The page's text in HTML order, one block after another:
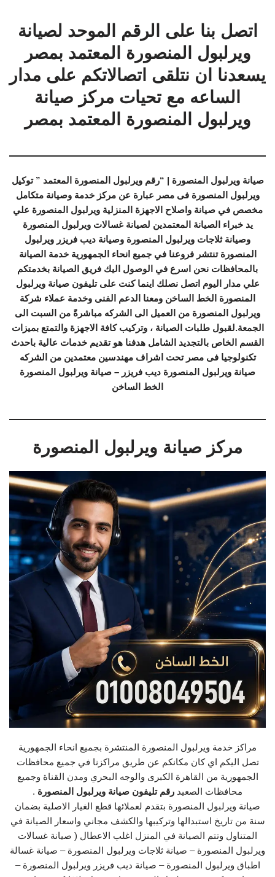
اتصل بنا على الرقم الموحد لصيانة
ويرلبول المنصورة المعتمد بمصر
يسعدنا ان نتلقى اتصالاتكم على مدار
الساعه مع تحيات مركز صيانة
ويرلبول المنصورة المعتمد بمصر
صيانة ويرلبول المنصورة | “رقم ويرلبول المنصورة المعتمد ” توكيل
ويرلبول المنصورة فى مصر عبارة عن مركز خدمة وصيانة متكامل
مخصص في صيانة واصلاح الاجهزة المنزلية ويرلبول المنصورة علي
يد خبراء الصيانة المعتمدين لصيانة غسالات ويرلبول المنصورة
وصيانة ثلاجات ويرلبول المنصورة وصيانة ديب فريزر ويرلبول
المنصورة تنتشر فروعنا في جميع انحاء الجمهورية خدمة الصيانة
بالمحافظات نحن اسرع في الوصول اليك فريق الصيانة بخدمتكم
علي مدار اليوم اتصل نصلك اينما كنت على تليفون صيانة ويرلبول
المنصورة الخط الساخن ومعنا الدعم الفنى وخدمة عملاء شركة
ويرلبول المنصورة من العميل الى الشركه مباشرةً من السبت الى
الجمعة.لقبول طلبات الصيانة ، وتركيب كافة الاجهزة والتمتع بميزات
القسم الخاص بالتجديد الشامل هدفنا هو تقديم خدمات عالية باحدث
تكنولوجيا فى مصر تحت اشراف مهندسين معتمدين من الشركه
صيانة ويرلبول المنصورة ديب فريزر – صيانة ويرلبول المنصورة
الخط الساخن
مركز صيانة ويرلبول المنصورة
مراكز خدمة ويرلبول المنصورة المنتشرة بجميع انحاء الجمهورية
تصل اليكم اي كان مكانكم عن طريق مراكزنا في جميع محافظات
الجمهورية من القاهرة الكبرى والوجه البحري ومدن القناة وجميع
محافظات الصعيد رقم تليفون صيانة ويرلبول المنصورة .
صيانة ويرلبول المنصورة بتقدم لعملائها قطع الغيار الاصلية بضمان
سنة من تاريخ استبدالها وتركيبها والكشف مجاني واسعار الصيانة في
المتناول وتتم الصيانة في المنزل اغلب الاعطال ( صيانة غسالات
ويرلبول المنصورة – صيانة ثلاجات ويرلبول المنصورة – صيانة غسالة
اطباق ويرلبول المنصورة – صيانة ديب فريزر ويرلبول المنصورة –